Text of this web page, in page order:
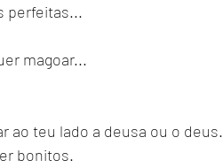
perfeitas...
magoar...
ao teu lado a deusa ou o deus.
bonitos.